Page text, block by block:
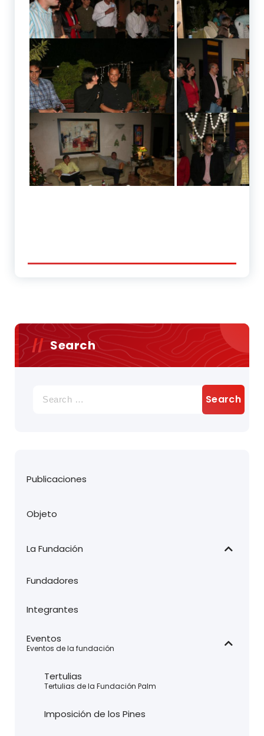
Search
for:
Publicaciones
Objeto
La Fundación
Fundadores
Integrantes
Eventos
–
Eventos de la fundación
Tertulias
–
Tertulias de la Fundación Palm
Imposición de los Pines